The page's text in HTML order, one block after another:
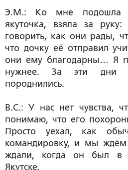
Э.М.: Ко мне подошла
якуточка, взяла за
говорить, как они рады,
что дочку её отправил
они ему благодарны… Я
нужнее. За эти дни
породнились.
В.С.: У нас нет чувства,
понимаю, что его
Просто уехал, как
командировку, и мы
ждали, когда он был в
Якутске.